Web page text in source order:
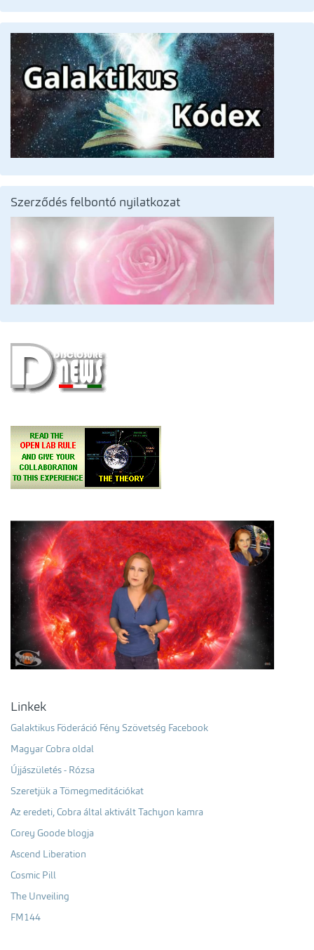
Szerződés felbontó nyilatkozat
Linkek
Galaktikus Föderáció Fény Szövetség Facebook
Magyar Cobra oldal
Újjászületés - Rózsa
Szeretjük a Tömegmeditációkat
Az eredeti, Cobra által aktivált Tachyon kamra
Corey Goode blogja
Ascend Liberation
Cosmic Pill
The Unveiling
FM144